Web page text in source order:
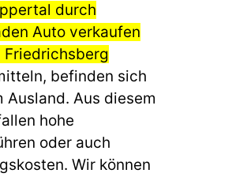
durch
Auto verkaufen
befinden sich
Ausland. Aus diesem
hohe
oder auch
Wir können